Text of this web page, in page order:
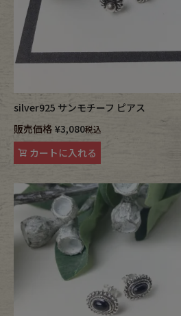
小
Eye Wear
Accessory
Belt
silver925 サンモチーフ ピアス
販売価格 ¥3,080税込
カートに入れる